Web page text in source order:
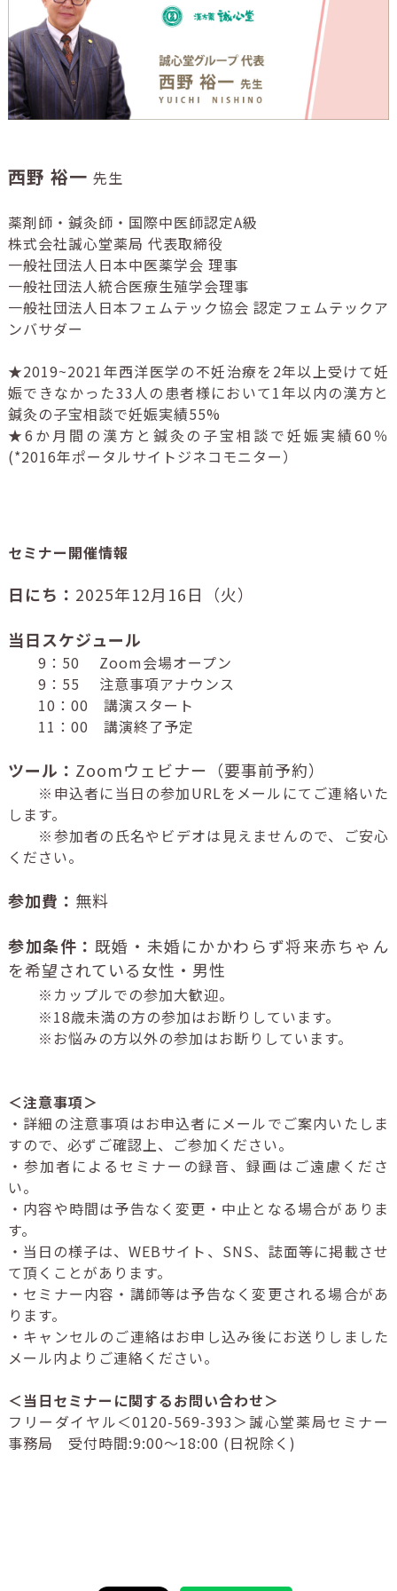
西野 裕一 先生
薬剤師・鍼灸師・国際中医師認定A級
株式会社誠心堂薬局 代表取締役
一般社団法人日本中医薬学会 理事
一般社団法人統合医療生殖学会理事
一般社団法人日本フェムテック協会 認定フェムテックア
ンバサダー
★2019~2021年西洋医学の不妊治療を2年以上受けて妊
娠できなかった33人の患者様において1年以内の漢方と
鍼灸の子宝相談で妊娠実績55%
★6か月間の漢方と鍼灸の子宝相談で妊娠実績60％
(*2016年ポータルサイトジネコモニター）
セミナー開催情報
日にち： 2025年12月16日（火）
当日スケジュール
9：50 Zoom会場オープン
9：55 注意事項アナウンス
10：00 講演スタート
11：00 講演終了予定
ツール： Zoomウェビナー（要事前予約）
※申込者に当日の参加URLをメールにてご連絡いた
します。
※参加者の氏名やビデオは見えませんので、ご安心
ください。
参加費： 無料
参加条件： 既婚・未婚にかかわらず将来赤ちゃん
を希望されている女性・男性
※カップルでの参加大歓迎。
※18歳未満の方の参加はお断りしています。
※お悩みの方以外の参加はお断りしています。
＜注意事項＞
・詳細の注意事項はお申込者にメールでご案内いたしま
すので、必ずご確認上、ご参加ください。
・参加者によるセミナーの録音、録画はご遠慮くださ
い。
・内容や時間は予告なく変更・中止となる場合がありま
す。
・当日の様子は、WEBサイト、SNS、誌面等に掲載させ
て頂くことがあります。
・セミナー内容・講師等は予告なく変更される場合があ
ります。
・キャンセルのご連絡はお申し込み後にお送りしました
メール内よりご連絡ください。
＜当日セミナーに関するお問い合わせ＞
フリーダイヤル＜0120-569-393＞誠心堂薬局セミナー
事務局 受付時間:9:00～18:00 (日祝除く)